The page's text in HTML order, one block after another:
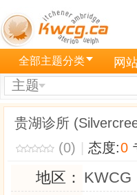
全部主题分类 网
主题
贵湖诊所
(0)
态度:0
地区： KWCG